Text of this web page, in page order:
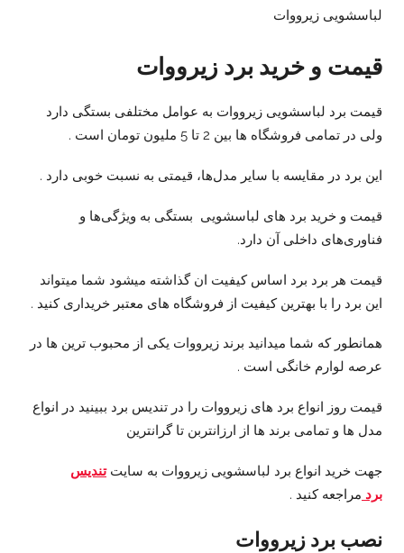
لباسشویی زیرووات
قیمت و خرید برد زیرووات
قیمت برد لباسشویی زیرووات به عوامل مختلفی بستگی دارد
ولی در تمامی فروشگاه ها بین 2 تا 5 ملیون تومان است .
این برد در مقایسه با سایر مدل‌ها، قیمتی به نسبت خوبی دارد .
قیمت و خرید برد های لباسشویی بستگی به ویژگی‌ها و
فناوری‌های داخلی آن دارد.
قیمت هر برد برد اساس کیفیت ان گذاشته میشود شما میتواند
این برد را با بهترین کیفیت از فروشگاه های معتبر خریداری کنید .
همانطور که شما میدانید برند زیرووات یکی از محبوب ترین ها در
عرصه لوارم خانگی است .
قیمت روز انواع برد های زیرووات را در تندیس برد ببینید در انواع
مدل ها و تمامی برند ها از ارزانتربن تا گرانترین
جهت خرید انواع برد لباسشویی زیرووات به سایتتندیس
برد مراجعه کنید .
نصب برد زیرووات